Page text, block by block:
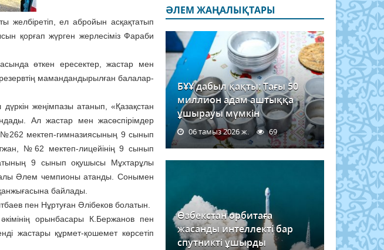
желбіретіп, ел абройын асқақтатып
қорғап жүрген жерлесіміз Фараби
өткен ересектер, жастар мен
мамандандырылған балалар-
жеңімпазы атанып, «Қазақстан
Ал жастар мен жасөспірімдер
мектеп-гимназиясының 9 сынып
№62 мектеп-лицейінің 9 сынып
9 сынып оқушысы Мұхтарұлы
Әлем чемпионы атанды. Сонымен
байлады.
пен Нұртуған Әлібеков болатын.
орынбасары К.Бержанов пен
жастары құрмет-қошемет көрсетіп
ӘЛЕМ ЖАҢАЛЫҚТАРЫ
БҰҰ дабыл қақты: Тағы 50
миллион адам аштыққа
ұшырауы мүмкін
06 тамыз 2026 ж. 69
Өзбекстан орбитаға
жасанды интеллекті бар
спутникті ұшырды